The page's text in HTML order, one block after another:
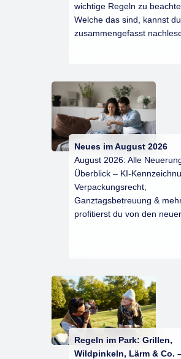
wichtige Regeln zu
Welche das sind, kannst
zusammengefasst
Neues im August 2026
August 2026: Alle
Überblick – KI-
Verpackungsrecht,
Ganztagsbetreuung &
profitierst du von den
Regeln im Park: Grillen,
Wildpinkeln, Lärm & Co.